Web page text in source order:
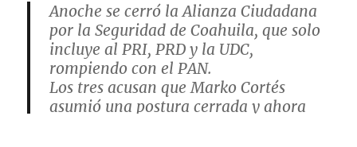
Anoche se cerró la Alianza Ciudadana
por la Seguridad de Coahuila, que solo
incluye al PRI, PRD y la UDC,
rompiendo con el PAN.
Los tres acusan que Marko Cortés
asumió una postura cerrada y ahora